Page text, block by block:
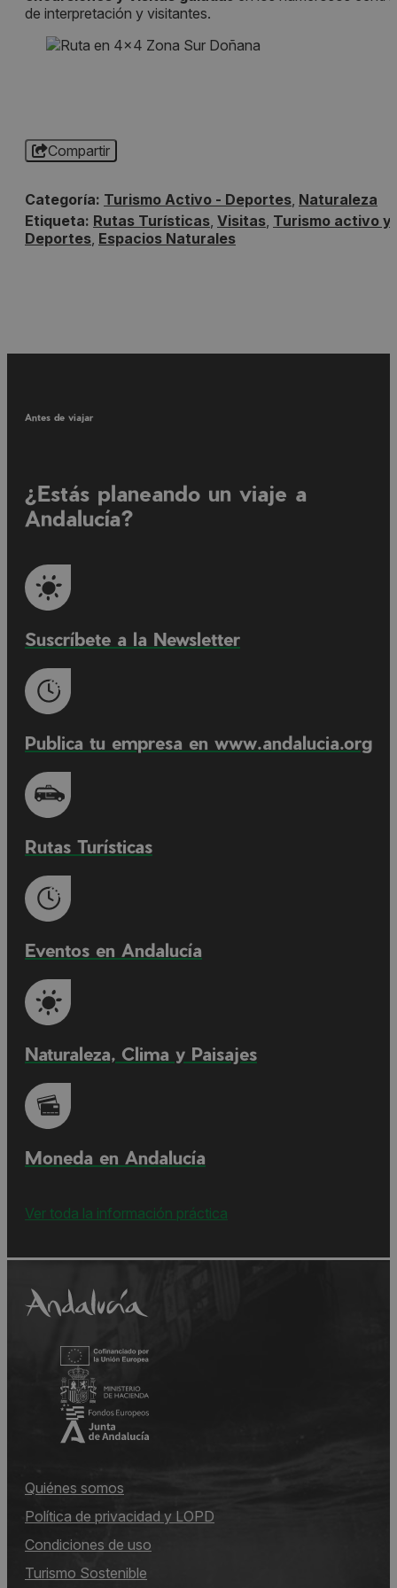
de interpretación y visitantes.
Compartir
Categoría: Turismo Activo - Deportes Naturaleza
Etiqueta: Rutas Turísticas Visitas Turismo activo y
Deportes Espacios Naturales
Antes de viajar
¿Estás planeando un viaje a
Andalucía?
Suscríbete a la Newsletter
Publica tu empresa en www.andalucia.org
Rutas Turísticas
Eventos en Andalucía
Naturaleza, Clima y Paisajes
Moneda en Andalucía
Ver toda la información práctica
Quiénes somos
Política de privacidad y LOPD
Condiciones de uso
Turismo Sostenible